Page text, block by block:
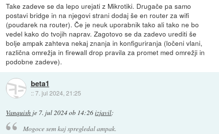
Take zadeve se da lepo urejati z Mikrotiki. Drugače pa samo
postavi bridge in na njegovi strani dodaj še en router za wifi
(poudarek na router). Če je neuk uporabnik tako ali tako ne bo
vedel kako do tvojih naprav. Zagotovo se da zadevo urediti še
bolje ampak zahteva nekaj znanja in konfiguriranja (ločeni vlani,
različna omrežja in firewall drop pravila za promet med omrežji in
podobne zadeve).
beta1
::7. jul 2024, 21:25
Vanquish je 7. jul 2024 ob 14:26izjavil:
Mogoce sem kaj spregledal ampak.